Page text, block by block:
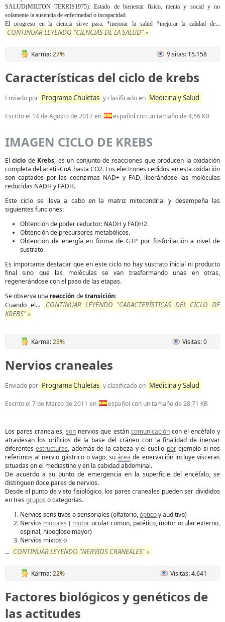
SALUD(MILTON TERRIS1975): Estado de bienestar físico, menta y social y no
solamente la ausencia de enfermedad o incapacidad.
El progreso en la ciencia sirve para: *mejorar la salud *mejorar la calidad de...
CONTINUAR LEYENDO "CIENCIAS DE LA SALUD" »
Karma:27% Visitas: 15.158
Características del ciclo de krebs
Enviado por Programa Chuletas y clasificado en Medicina y Salud
Escrito el 14 de Agosto de 2017en español con un tamaño de 4,56 KB
IMAGEN CICLO DE KREBS
Elciclo de Krebs, es un conjunto de reacciones que producen la oxidación
completa del acetil-CoA hasta CO2. Los electrones cedidos en esta oxidación
son captados por las coenzimas NAD+ y FAD, líberándose las moléculas
reducidas NADH y FADH.
Este ciclo se lleva a cabo en la matriz mitocondrial y desempeña las
siguientes funciones:
Obtención de poder reductor: NADH y FADH2.
Obtención de precursores metabólicos.
Obtención de energía en forma de GTP por fosforilación a nivel de
sustrato.
Es importante destacar que en este ciclo no hay sustrato inicial ni producto
final sino que las moléculas se van trasformando unas en otras,
regenerándose con el paso de las etapas.
Se observa una reacción detransición:
Cuando el...
CONTINUAR LEYENDO "CARACTERÍSTICAS DEL CICLO DE
KREBS" »
Karma:23% Visitas: 0
Nervios craneales
Enviado por Programa Chuletas y clasificado en Medicina y Salud
Escrito el 7 de Marzo de 2011 en español con un tamaño de 28,71 KB
Los pares craneales,son nervios que están comunicacióncon el encéfalo y
atraviesan los orificios de la base del cráneo con la finalidad de inervar
diferentesestructuras, además de la cabeza y el cuello porejemplo si nos
referimos al nervio gástrico o vago, suárea de enervación incluye vísceras
situadas en el mediastino y en la cabidad abdominal.
De acuerdo a su punto de emergencia en la superficie del encéfalo, se
distinguen doce pares de nervios.
Desde el punto de visto fisiológico, los pares craneales pueden ser divididos
en tres grupos o categorías.
Nervios sensitivos o sensoriales (olfatorio,ópticoy auditivo)
Nervios motores ( motor ocular comun, patético, motor ocular externo,
espinal, hipogloso mayor)
Nervios mixtos o
... CONTINUAR LEYENDO "NERVIOS CRANEALES" »
Karma:22% Visitas: 4.641
Factores biológicos y genéticos de
las actitudes